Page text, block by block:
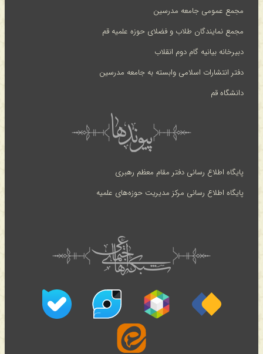
مجمع عمومی جامعه مدرسین
مجمع نمایندگان طلاب و فضلای حوزه علمیه قم
دبیرخانه بیانیه گام دوم انقلاب
دفتر انتشارات اسلامی وابسته به جامعه مدرسین
دانشگاه قم
پایگاه اطلاع رسانی دفتر مقام معظم رهبری
پایگاه اطلاع رسانی مرکز مدیریت حوزه‌های علمیه